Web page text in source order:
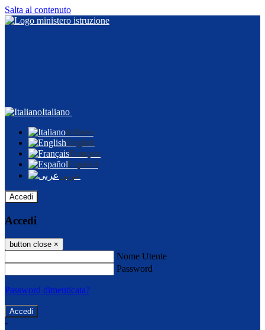
Salta al contenuto
Italiano
Italiano
English
Français
Español
عربى
Accedi
Accedi
button close ×
Nome Utente
Password
Password dimenticata?
-